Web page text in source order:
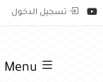
تسجيل الدخول
Menu